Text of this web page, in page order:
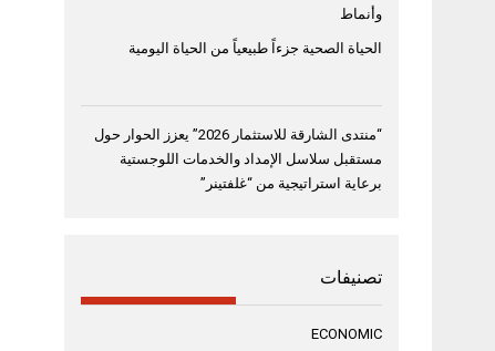
وأنماط
الحياة الصحية جزءاً طبيعياً من الحياة اليومية
“منتدى الشارقة للاستثمار 2026” يعزز الحوار حول
مستقبل سلاسل الإمداد والخدمات اللوجستية
برعاية استراتيجية من “غلفتينر”
تصنيفات
ECONOMIC